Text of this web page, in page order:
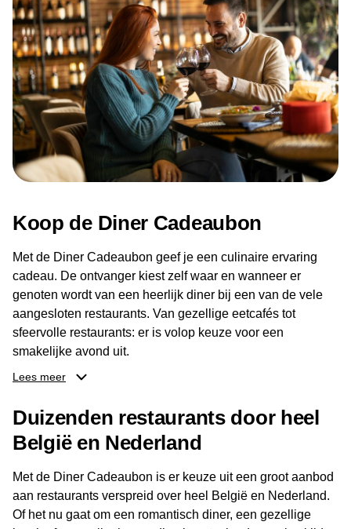
Koop de Diner Cadeaubon
Met de Diner Cadeaubon geef je een culinaire ervaring
cadeau. De ontvanger kiest zelf waar en wanneer er
genoten wordt van een heerlijk diner bij een van de vele
aangesloten restaurants. Van gezellige eetcafés tot
sfeervolle restaurants: er is volop keuze voor een
smakelijke avond uit.
ontvanger eenvoudig een locatie kiezen die past bij de
smaak en gelegenheid. Zo geeft de Diner Cadeaubon niet
alleen een diner, maar ook een gezellig moment om
Lees meer
Duizenden restaurants door heel
België en Nederland
Met de Diner Cadeaubon is er keuze uit een groot aanbod
aan restaurants verspreid over heel België en Nederland.
Of het nu gaat om een romantisch diner, een gezellige